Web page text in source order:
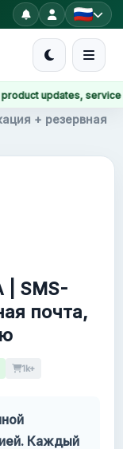
updates, service
+ резервная
| SMS-
почта,
1k+
Каждый